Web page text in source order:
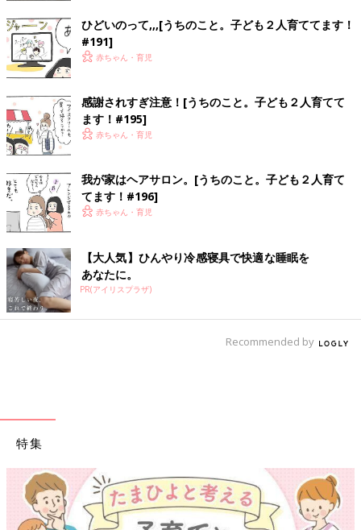
ひどいのって,,,[うちのこと。子ども２人育ててます！
#191]
赤ちゃん・育児
感謝されすぎ注意！[うちのこと。子ども２人育てて
ます！#195]
赤ちゃん・育児
我が家はヘアサロン。[うちのこと。子ども２人育て
てます！#196]
赤ちゃん・育児
【大人気】ひんやり冷感寝具で快適な睡眠を
あなたに。
PR(アイリスプラザ)
Recommended by
特集